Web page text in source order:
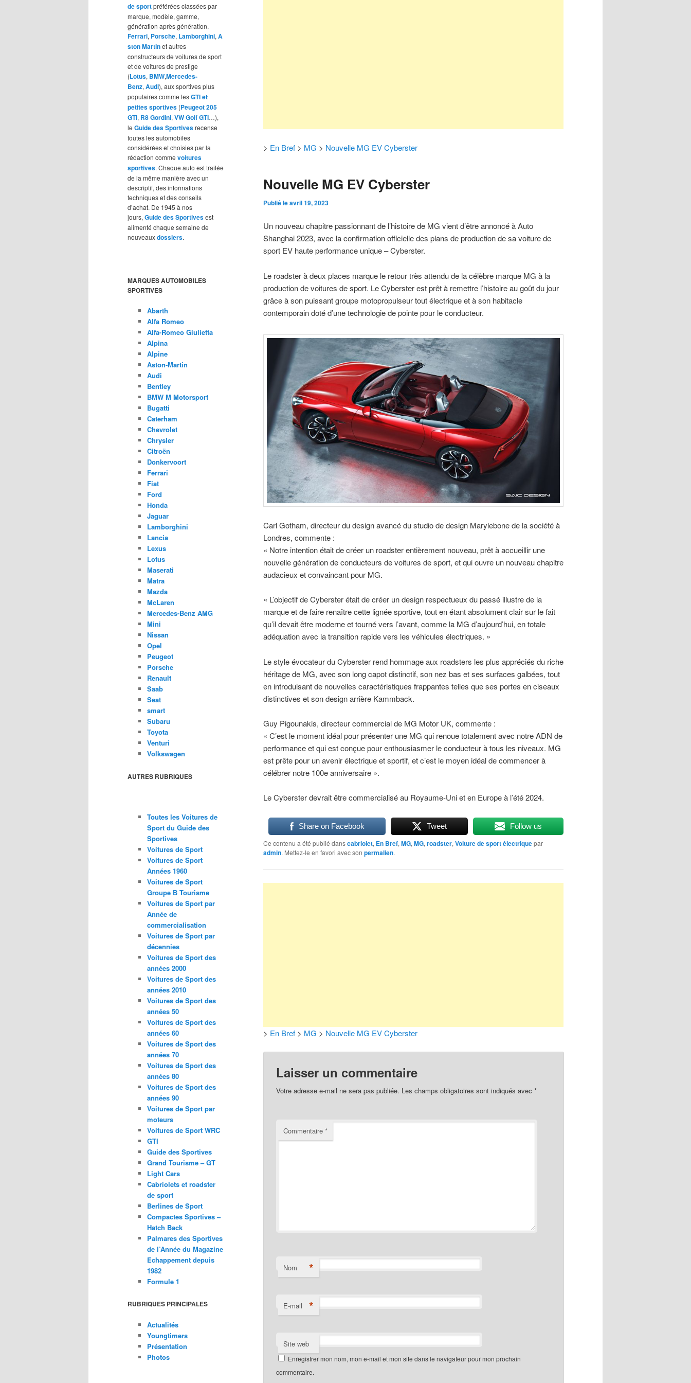
> En Bref > MG > Nouvelle MG EV Cyberster
Nouvelle MG EV Cyberster
Publié leavril 19, 2023
Un nouveau chapitre passionnant de l’histoire de MG vient d’être annoncé à Auto
Shanghai 2023, avec la confirmation officielle des plans de production de sa voiture de
sport EV haute performance unique – Cyberster.
Le roadster à deux places marque le retour très attendu de la célèbre marque MG à la
production de voitures de sport. Le Cyberster est prêt à remettre l’histoire au goût du jour
grâce à son puissant groupe motopropulseur tout électrique et à son habitacle
contemporain doté d’une technologie de pointe pour le conducteur.
Carl Gotham, directeur du design avancé du studio de design Marylebone de la société à
Londres, commente :
« Notre intention était de créer un roadster entièrement nouveau, prêt à accueillir une
nouvelle génération de conducteurs de voitures de sport, et qui ouvre un nouveau chapitre
audacieux et convaincant pour MG.
« L’objectif de Cyberster était de créer un design respectueux du passé illustre de la
marque et de faire renaître cette lignée sportive, tout en étant absolument clair sur le fait
qu’il devait être moderne et tourné vers l’avant, comme la MG d’aujourd’hui, en totale
adéquation avec la transition rapide vers les véhicules électriques. »
Le style évocateur du Cyberster rend hommage aux roadsters les plus appréciés du riche
héritage de MG, avec son long capot distinctif, son nez bas et ses surfaces galbées, tout
en introduisant de nouvelles caractéristiques frappantes telles que ses portes en ciseaux
distinctives et son design arrière Kammback.
Guy Pigounakis, directeur commercial de MG Motor UK, commente :
« C’est le moment idéal pour présenter une MG qui renoue totalement avec notre ADN de
performance et qui est conçue pour enthousiasmer le conducteur à tous les niveaux. MG
est prête pour un avenir électrique et sportif, et c’est le moyen idéal de commencer à
célébrer notre 100e anniversaire ».
Le Cyberster devrait être commercialisé au Royaume-Uni et en Europe à l’été 2024.
Share on Facebook Tweet
Follow us
Ce contenu a été publié danscabriolet, En Bref, MG, MG, roadster, Voiture de sport électriquepar
admin. Mettez-le en favori avec son permalien.
> En Bref > MG > Nouvelle MG EV Cyberster
Laisser un commentaire
Votre adresse e-mail ne sera pas publiée. Les champs obligatoires sont indiqués avec*
Commentaire*
Nom *
E-mail *
Site web
Enregistrer mon nom, mon e-mail et mon site dans le navigateur pour mon prochain
commentaire.
de sportpréférées classées par
marque, modèle, gamme,
génération après génération.
Ferrari, Porsche, Lamborghini, A
ston Martinet autres
constructeurs de voitures de sport
et de voitures de prestige
(Lotus, BMW,Mercedes-
Benz, Audi), aux sportives plus
populaires comme lesGTI et
petites sportives (Peugeot 205
GTI, R8 Gordini, VW Golf GTI…),
le Guide des Sportivesrecense
toutes les automobiles
considérées et choisies par la
rédaction comme voitures
sportives. Chaque auto est traitée
de la même manière avec un
descriptif, des informations
techniques et des conseils
d’achat. De 1945 à nos
jours, Guide des Sportivesest
alimenté chaque semaine de
nouveauxdossiers.
MARQUES AUTOMOBILES
SPORTIVES
Abarth
Alfa Romeo
Alfa-Romeo Giulietta
Alpina
Alpine
Aston-Martin
Audi
Bentley
BMW M Motorsport
Bugatti
Caterham
Chevrolet
Chrysler
Citroën
Donkervoort
Ferrari
Fiat
Ford
Honda
Jaguar
Lamborghini
Lancia
Lexus
Lotus
Maserati
Matra
Mazda
McLaren
Mercedes-Benz AMG
Mini
Nissan
Opel
Peugeot
Porsche
Renault
Saab
Seat
smart
Subaru
Toyota
Venturi
Volkswagen
AUTRES RUBRIQUES
Toutes les Voitures de
Sport du Guide des
Sportives
Voitures de Sport
Voitures de Sport
Années 1960
Voitures de Sport
Groupe B Tourisme
Voitures de Sport par
Année de
commercialisation
Voitures de Sport par
décennies
Voitures de Sport des
années 2000
Voitures de Sport des
années 2010
Voitures de Sport des
années 50
Voitures de Sport des
années 60
Voitures de Sport des
années 70
Voitures de Sport des
années 80
Voitures de Sport des
années 90
Voitures de Sport par
moteurs
Voitures de Sport WRC
GTI
Guide des Sportives
Grand Tourisme – GT
Light Cars
Cabriolets et roadster
de sport
Berlines de Sport
Compactes Sportives –
Hatch Back
Palmares des Sportives
de l’Année du Magazine
Echappement depuis
1982
Formule 1
RUBRIQUES PRINCIPALES
Actualités
Youngtimers
Présentation
Photos